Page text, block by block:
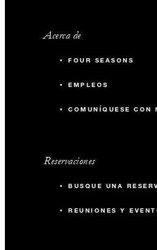
Acerca de
FOUR SEASONS
EMPLEOS
COMUNÍQUESE CON
Reservaciones
BUSQUE UNA
REUNIONES Y